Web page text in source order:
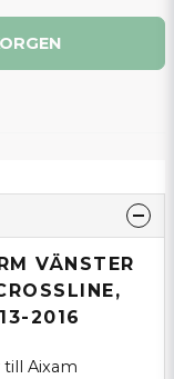
VÄNSTER
2016
Aixam